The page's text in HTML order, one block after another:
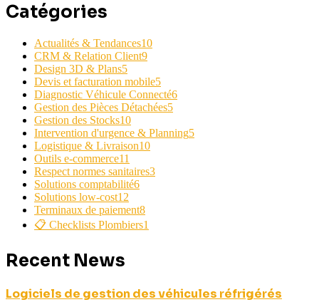
Catégories
Actualités & Tendances10
CRM & Relation Client9
Design 3D & Plans5
Devis et facturation mobile5
Diagnostic Véhicule Connecté6
Gestion des Pièces Détachées5
Gestion des Stocks10
Intervention d'urgence & Planning5
Logistique & Livraison10
Outils e-commerce11
Respect normes sanitaires3
Solutions comptabilité6
Solutions low-cost12
Terminaux de paiement8
📋 Checklists Plombiers1
Recent News
Logiciels de gestion des véhicules réfrigérés